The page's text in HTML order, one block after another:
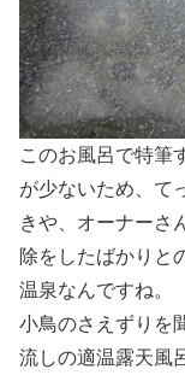
このお風呂で特筆
が少ないため、て
きや、オーナーさ
除をしたばかりと
温泉なんですね。
小鳥のさえずりを
流しの適温露天風